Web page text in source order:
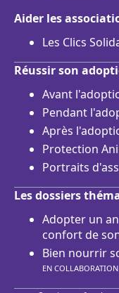
Aider les
Les Clics
Réussir son
Avant
Pendant
Après
Protection
Portraits
Les dossiers
Adopter un
confort de
Bien nourrir
EN